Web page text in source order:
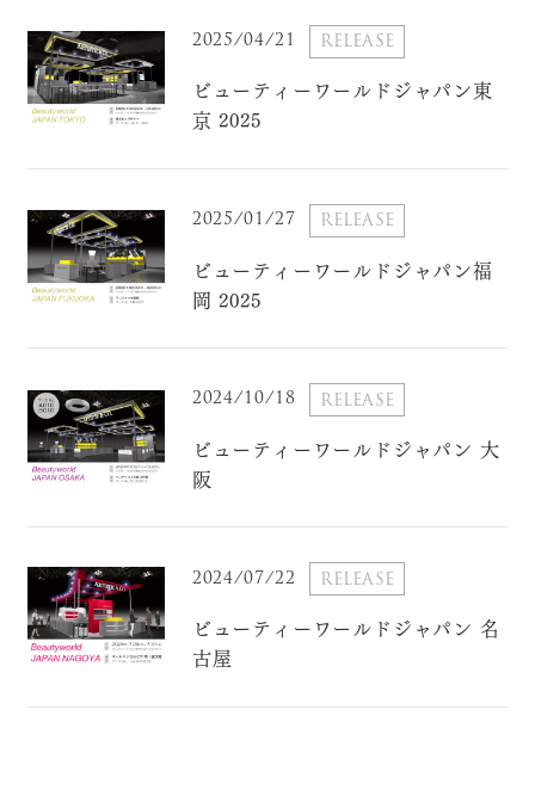
2025/04/21 RELEASE
ビューティーワールドジャパン東
京 2025
2025/01/27 RELEASE
ビューティーワールドジャパン福
岡 2025
2024/10/18 RELEASE
ビューティーワールドジャパン 大
阪
2024/07/22 RELEASE
ビューティーワールドジャパン 名
古屋